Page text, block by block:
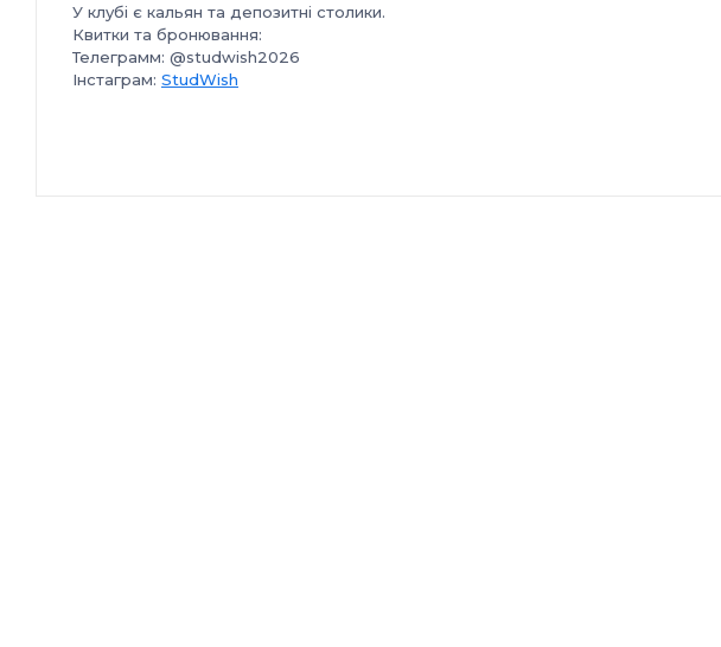
У клубі є кальян та депозитні столики.
Квитки та бронювання:
Телеграмм: @studwish2026
Інстаграм: StudWish